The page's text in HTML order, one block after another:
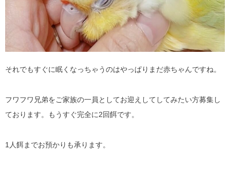
それでもすぐに眠くなっちゃうのはやっぱりまだ赤ちゃんですね。
フワフワ兄弟をご家族の一員としてお迎えしてしてみたい方募集し
ております。もうすぐ完全に2回餌です。
1人餌までお預かりも承ります。